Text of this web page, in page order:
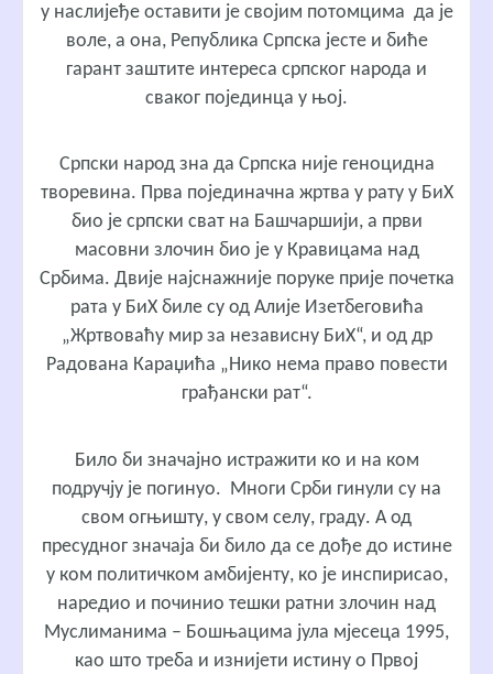
у наслијеђе оставити је својим потомцима да је
воле, а она, Република Српска јесте и биће
гарант заштите интереса српског народа и
сваког појединца у њој.
Српски народ зна да Српска није геноцидна
творевина. Прва појединачна жртва у рату у БиХ
био је српски сват на Башчаршији, а први
масовни злочин био је у Кравицама над
Србима. Двије најснажније поруке прије почетка
рата у БиХ биле су од Алије Изетбеговића
„Жртвоваћу мир за независну БиХ“, и од др
Радована Караџића „Нико нема право повести
грађански рат“.
Било би значајно истражити ко и на ком
подручју је погинуо. Многи Срби гинули су на
свом огњишту, у свом селу, граду. А од
пресудног значаја би било да се дође до истине
у ком политичком амбијенту, ко је инспирисао,
наредио и починио тешки ратни злочин над
Муслиманима – Бошњацима јула мјесеца 1995,
као што треба и изнијети истину о Првој